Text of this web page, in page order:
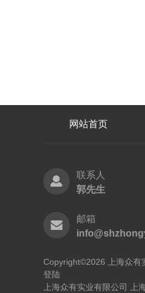
网站首页
联系人
郭先生
邮箱
Copyright©2026 上海众
登陆
上海众有实业有限公司
上